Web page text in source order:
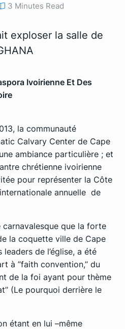
3 Minutes Read
exploser la salle de
Ivoirienne Et Des
la communauté
Calvary Center de Cape
ambiance particulière ; et
chrétienne ivoirienne
pour représenter la Côte
annuelle de
carnavalesque que la forte
la coquette ville de Cape
de l’église, a été
’’faith convention,’’ du
de la foi ayant pour thème
(Le pourquoi derrière le
étant en lui –même